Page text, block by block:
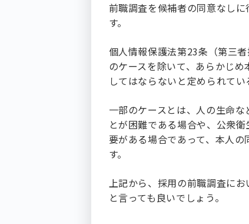
前職調査を候補者の同意なし
す。
個人情報保護法第23条（第三
のケースを除いて、あらかじ
してはならないと定められてい
一部のケースとは、人の生命
とが困難である場合や、公衆
要がある場合であって、本人
す。
上記から、採用の前職調査に
と言っても良いでしょう。